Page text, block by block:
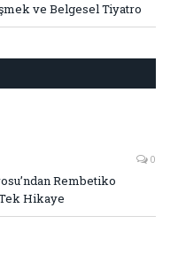
ve Belgesel Tiyatro
0
Rembetiko
Hikaye